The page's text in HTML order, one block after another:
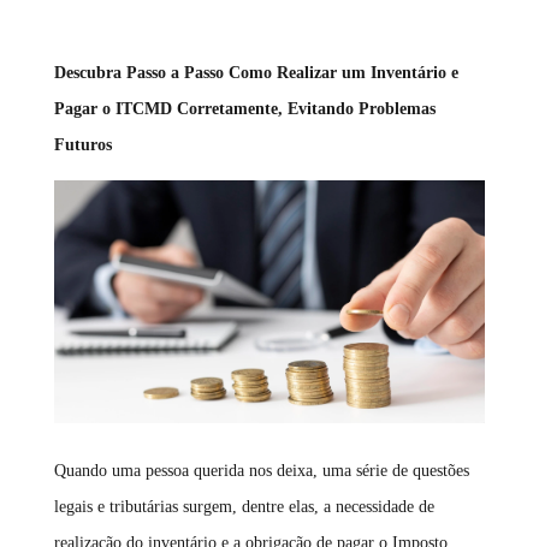
Descubra Passo a Passo Como Realizar um Inventário e
Pagar o ITCMD Corretamente, Evitando Problemas
Futuros
Quando uma pessoa querida nos deixa, uma série de questões
legais e tributárias surgem, dentre elas, a necessidade de
realização do inventário e a obrigação de pagar o Imposto